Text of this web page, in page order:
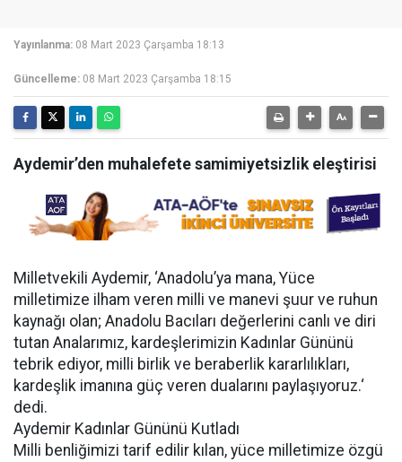
Yayınlanma: 08 Mart 2023 Çarşamba 18:13
Güncelleme: 08 Mart 2023 Çarşamba 18:15
Aydemir’den muhalefete samimiyetsizlik eleştirisi
Milletvekili Aydemir, ‘Anadolu’ya mana, Yüce
milletimize ilham veren milli ve manevi şuur ve ruhun
kaynağı olan; Anadolu Bacıları değerlerini canlı ve diri
tutan Analarımız, kardeşlerimizin Kadınlar Gününü
tebrik ediyor, milli birlik ve beraberlik kararlılıkları,
kardeşlik imanına güç veren dualarını paylaşıyoruz.‘
dedi.
Aydemir Kadınlar Gününü Kutladı
Milli benliğimizi tarif edilir kılan, yüce milletimize özgü